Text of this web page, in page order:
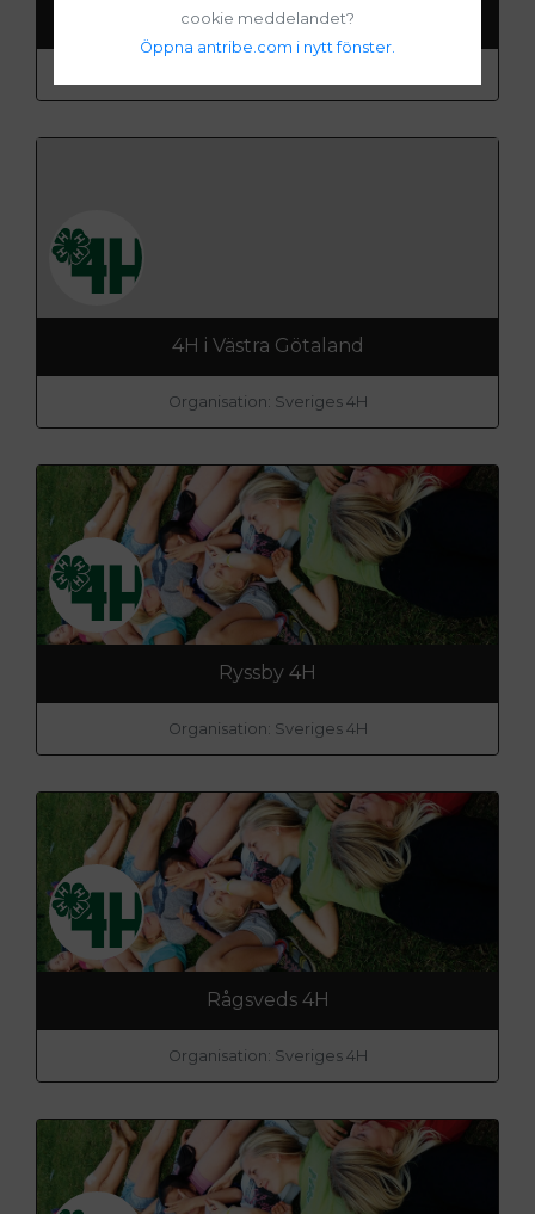
Ängsklockans 4H-klubb
4H i Västra Götaland
Organisation: Sveriges 4H
Ryssby 4H
Organisation: Sveriges 4H
Rågsveds 4H
Organisation: Sveriges 4H
cookie meddelandet?
Öppna antribe.com i nytt fönster.